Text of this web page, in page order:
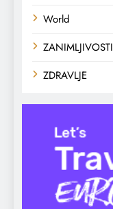
World
ZANIMLJIVOSTI
ZDRAVLJE